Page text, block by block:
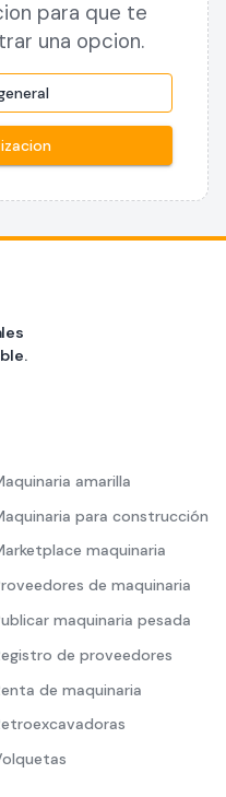
para que te
una opcion.
amarilla
para construcción
maquinaria
de maquinaria
maquinaria pesada
de proveedores
de maquinaria